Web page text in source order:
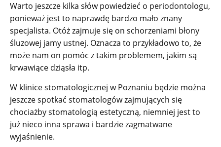
Warto jeszcze kilka słów powiedzieć o periodontologu,
ponieważ jest to naprawdę bardzo mało znany
specjalista. Otóż zajmuje się on schorzeniami błony
śluzowej jamy ustnej. Oznacza to przykładowo to, że
może nam on pomóc z takim problemem, jakim są
krwawiące dziąsła itp.
W klinice stomatologicznej w Poznaniu będzie można
jeszcze spotkać stomatologów zajmujących się
chociażby stomatologią estetyczną, niemniej jest to
już nieco inna sprawa i bardzie zagmatwane
wyjaśnienie.